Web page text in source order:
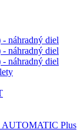
náhradný diel
náhradný diel
náhradný diel
AUTOMATIC Plus